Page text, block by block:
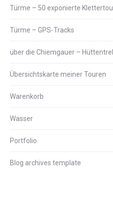
Türme – 50 exponierte
Türme – GPS-Tracks
über die Chiemgauer –
Übersichtskarte meiner Touren
Warenkorb
Wasser
Portfolio
Blog archives template